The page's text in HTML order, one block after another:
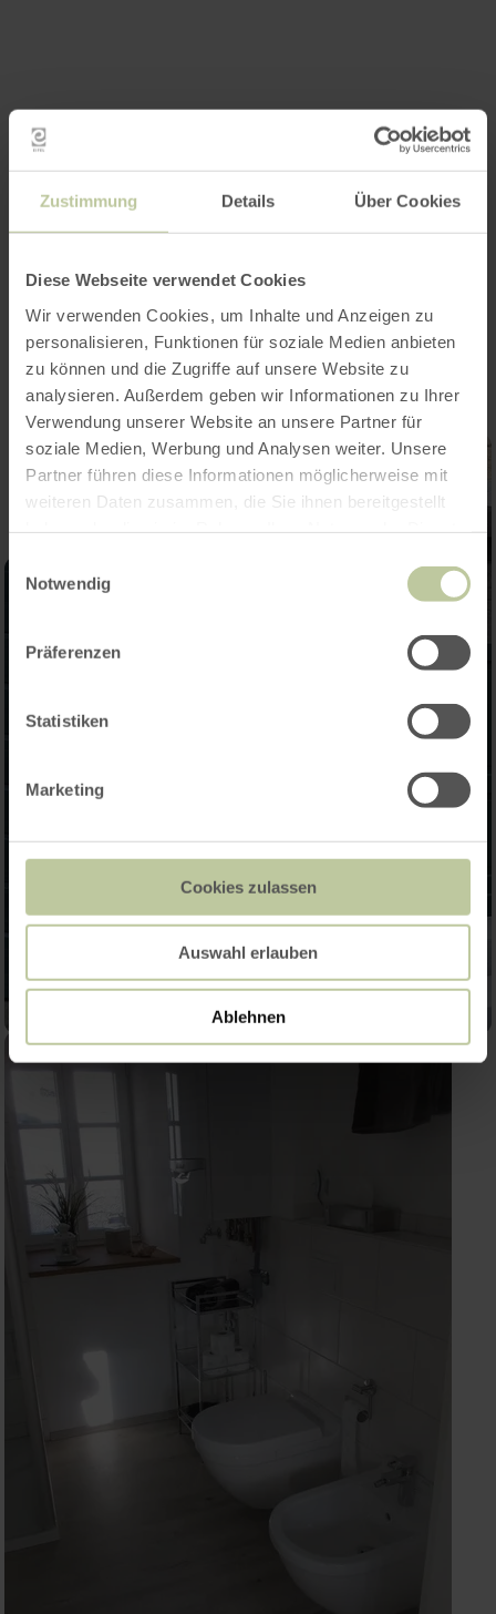
Zustimmung Details Über Cookies
Diese Webseite verwendet Cookies
Wir verwenden Cookies, um Inhalte und Anzeigen zu
personalisieren, Funktionen für soziale Medien anbieten
zu können und die Zugriffe auf unsere Website zu
analysieren. Außerdem geben wir Informationen zu Ihrer
Verwendung unserer Website an unsere Partner für
soziale Medien, Werbung und Analysen weiter. Unsere
Partner führen diese Informationen möglicherweise mit
weiteren Daten zusammen, die Sie ihnen bereitgestellt
Einwilligungsauswahl
Notwendig
Präferenzen
Statistiken
Marketing
Cookies zulassen
Auswahl erlauben
Ablehnen
Impressies